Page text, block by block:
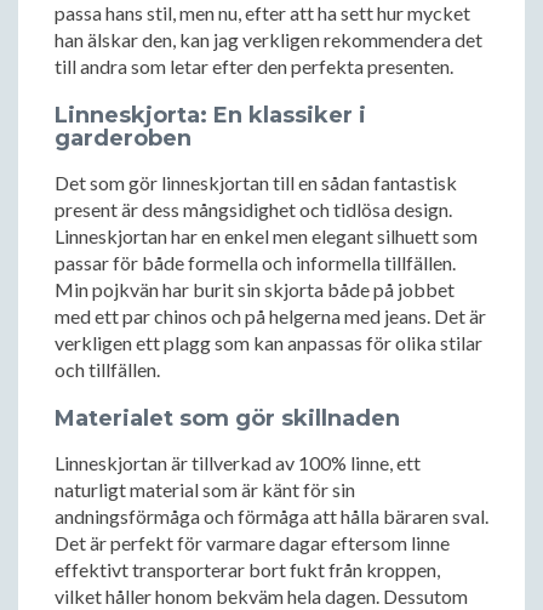
passa hans stil, men nu, efter att ha sett hur mycket
han älskar den, kan jag verkligen rekommendera det
till andra som letar efter den perfekta presenten.
Linneskjorta: En klassiker i
garderoben
Det som gör linneskjortan till en sådan fantastisk
present är dess mångsidighet och tidlösa design.
Linneskjortan har en enkel men elegant silhuett som
passar för både formella och informella tillfällen.
Min pojkvän har burit sin skjorta både på jobbet
med ett par chinos och på helgerna med jeans. Det är
verkligen ett plagg som kan anpassas för olika stilar
och tillfällen.
Materialet som gör skillnaden
Linneskjortan är tillverkad av 100% linne, ett
naturligt material som är känt för sin
andningsförmåga och förmåga att hålla bäraren sval.
Det är perfekt för varmare dagar eftersom linne
effektivt transporterar bort fukt från kroppen,
vilket håller honom bekväm hela dagen. Dessutom